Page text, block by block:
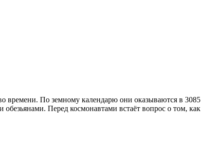
времени. По земному календарю они оказываются в 3085
Перед космонавтами встаёт вопрос о том, как